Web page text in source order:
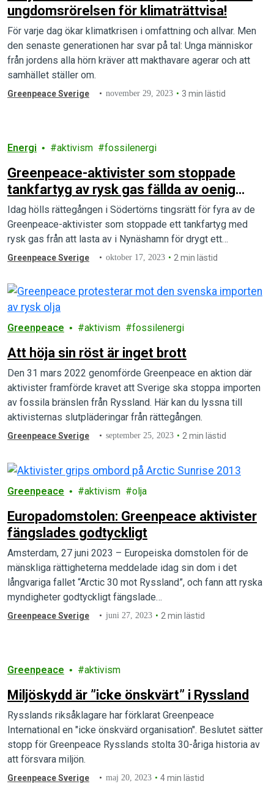
ungdomsrörelsen för klimaträttvisa!
För varje dag ökar klimatkrisen i omfattning och allvar. Men
den senaste generationen har svar på tal: Unga människor
från jordens alla hörn kräver att makthavare agerar och att
samhället ställer om.
Greenpeace Sverige november 29, 2023 3 min lästid
Energi aktivism fossilenergi
Greenpeace-aktivister som stoppade
tankfartyg av rysk gas fällda av oenig
tingsrätt
Idag hölls rättegången i Södertörns tingsrätt för fyra av de
Greenpeace-aktivister som stoppade ett tankfartyg med
rysk gas från att lasta av i Nynäshamn för drygt ett…
Greenpeace Sverige oktober 17, 2023 2 min lästid
Greenpeace aktivism fossilenergi
Att höja sin röst är inget brott
Den 31 mars 2022 genomförde Greenpeace en aktion där
aktivister framförde kravet att Sverige ska stoppa importen
av fossila bränslen från Ryssland. Här kan du lyssna till
aktivisternas slutpläderingar från rättegången.
Greenpeace Sverige september 25, 2023 2 min lästid
Greenpeace aktivism olja
Europadomstolen: Greenpeace aktivister
fängslades godtyckligt
Amsterdam, 27 juni 2023 – Europeiska domstolen för de
mänskliga rättigheterna meddelade idag sin dom i det
långvariga fallet “Arctic 30 mot Ryssland”, och fann att ryska
myndigheter godtyckligt fängslade…
Greenpeace Sverige juni 27, 2023 2 min lästid
Greenpeace aktivism
Miljöskydd är ”icke önskvärt” i Ryssland
Rysslands riksåklagare har förklarat Greenpeace
International en "icke önskvärd organisation". Beslutet sätter
stopp för Greenpeace Rysslands stolta 30-åriga historia av
att försvara miljön.
Greenpeace Sverige maj 20, 2023 4 min lästid